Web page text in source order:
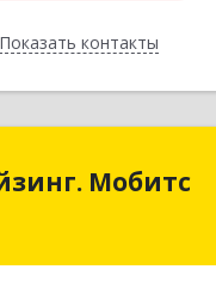
Показать контакты
Назад
Мобитс